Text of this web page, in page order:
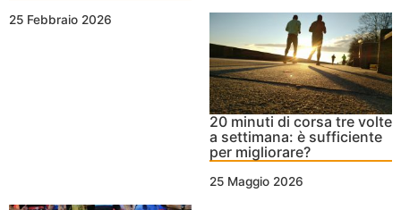
25 Febbraio 2026
20 minuti di corsa tre volte
a settimana: è sufficiente
per migliorare?
25 Maggio 2026